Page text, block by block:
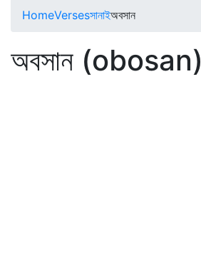
HomeVersesসানাইঅবসান
অবসান (obosan)